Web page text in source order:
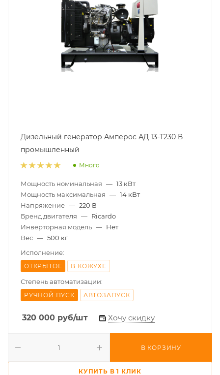
Дизельный генератор Амперос АД 13-Т230 В
промышленный
Много
Мощность номинальная — 13 кВт
Мощность максимальная — 14 кВт
Напряжение — 220 В
Бренд двигателя — Ricardo
Инверторная модель — Нет
Вес — 500 кг
Исполнение:
ОТКРЫТОЕ В КОЖУХЕ
Степень автоматизации:
РУЧНОЙ ПУСК АВТОЗАПУСК
320 000 руб/шт Хочу скидку
В КОРЗИНУ
КУПИТЬ В 1 КЛИК